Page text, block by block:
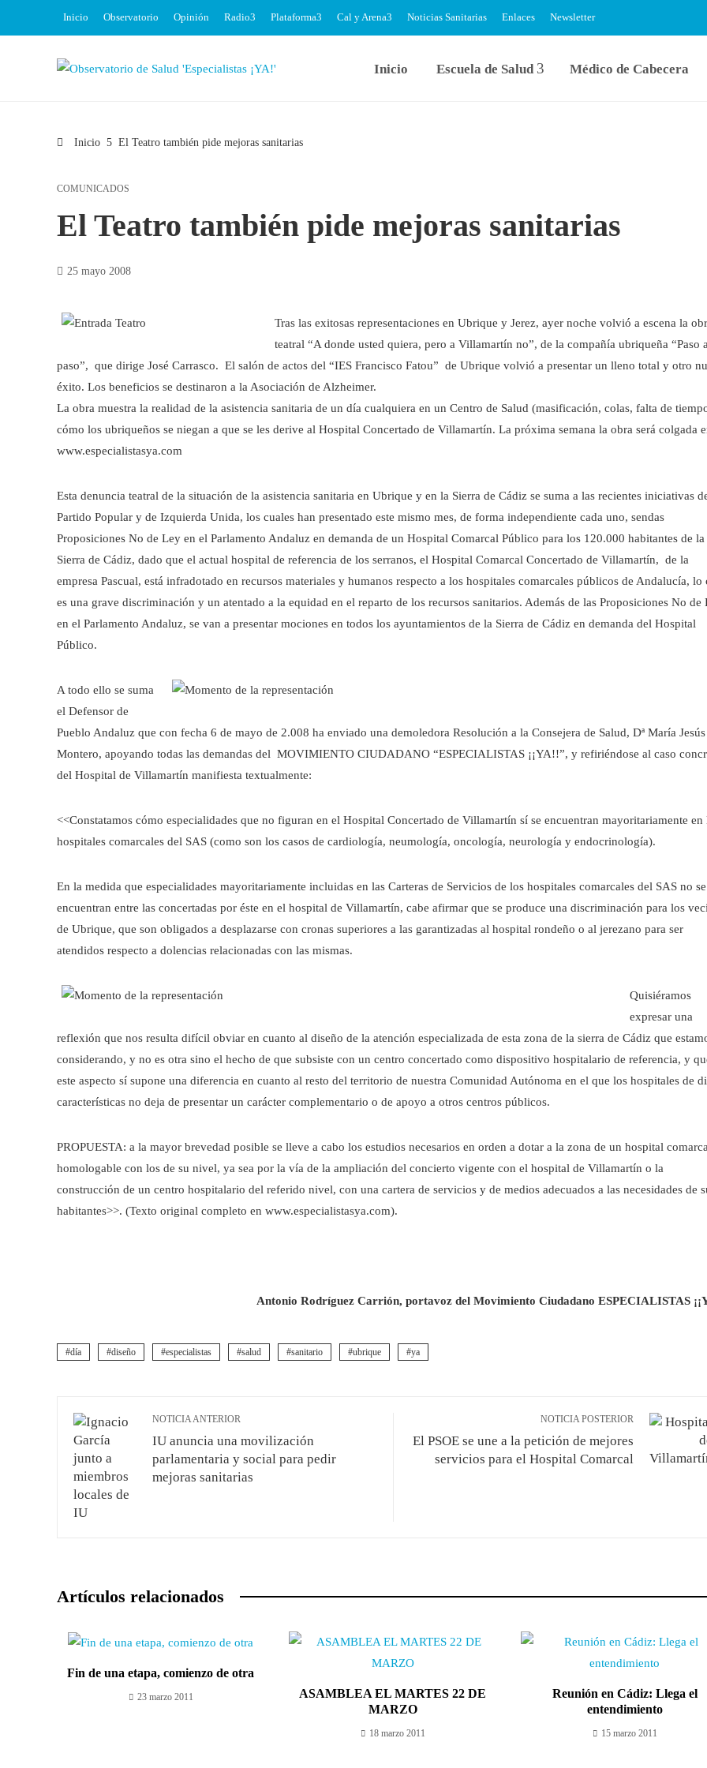
Inicio Observatorio Opinión Radio Plataforma Cal y Arena Noticias Sanitarias Enlaces Newsletter
Inicio Escuela de Salud Médico de Cabecera
Inicio El Teatro también pide mejoras sanitarias
COMUNICADOS
El Teatro también pide mejoras sanitarias
25 mayo 2008
Tras las exitosas representaciones en Ubrique y Jerez, ayer noche volvió a escena la
teatral “A donde usted quiera, pero a Villamartín no”, de la compañía ubriqueña “Paso a
paso”, que dirige José Carrasco. El salón de actos del “IES Francisco Fatou” de Ubrique volvió a presentar un lleno total y otro
éxito. Los beneficios se destinaron a la Asociación de Alzheimer.
La obra muestra la realidad de la asistencia sanitaria de un día cualquiera en un Centro de Salud (masificación, colas, falta de
cómo los ubriqueños se niegan a que se les derive al Hospital Concertado de Villamartín. La próxima semana la obra será colgada
www.especialistasya.com
Esta denuncia teatral de la situación de la asistencia sanitaria en Ubrique y en la Sierra de Cádiz se suma a las recientes iniciativas
Partido Popular y de Izquierda Unida, los cuales han presentado este mismo mes, de forma independiente cada uno, sendas
Proposiciones No de Ley en el Parlamento Andaluz en demanda de un Hospital Comarcal Público para los 120.000 habitantes de la
Sierra de Cádiz, dado que el actual hospital de referencia de los serranos, el Hospital Comarcal Concertado de Villamartín, de la
empresa Pascual, está infradotado en recursos materiales y humanos respecto a los hospitales comarcales públicos de Andalucía, lo
es una grave discriminación y un atentado a la equidad en el reparto de los recursos sanitarios. Además de las Proposiciones No de
en el Parlamento Andaluz, se van a presentar mociones en todos los ayuntamientos de la Sierra de Cádiz en demanda del Hospital
Público.
A todo ello se suma
el Defensor de
Pueblo Andaluz que con fecha 6 de mayo de 2.008 ha enviado una demoledora Resolución a la Consejera de Salud, Dª María Jesús
Montero, apoyando todas las demandas del MOVIMIENTO CIUDADANO “ESPECIALISTAS ¡¡YA!!”, y refiriéndose al caso
del Hospital de Villamartín manifiesta textualmente:
<<Constatamos cómo especialidades que no figuran en el Hospital Concertado de Villamartín sí se encuentran mayoritariamente en
hospitales comarcales del SAS (como son los casos de cardiología, neumología, oncología, neurología y endocrinología).
En la medida que especialidades mayoritariamente incluidas en las Carteras de Servicios de los hospitales comarcales del SAS no se
encuentran entre las concertadas por éste en el hospital de Villamartín, cabe afirmar que se produce una discriminación para los
de Ubrique, que son obligados a desplazarse con cronas superiores a las garantizadas al hospital rondeño o al jerezano para ser
atendidos respecto a dolencias relacionadas con las mismas.
Quisiéramos
expresar una
reflexión que nos resulta difícil obviar en cuanto al diseño de la atención especializada de esta zona de la sierra de Cádiz que
considerando, y no es otra sino el hecho de que subsiste con un centro concertado como dispositivo hospitalario de referencia, y
este aspecto sí supone una diferencia en cuanto al resto del territorio de nuestra Comunidad Autónoma en el que los hospitales de
características no deja de presentar un carácter complementario o de apoyo a otros centros públicos.
PROPUESTA: a la mayor brevedad posible se lleve a cabo los estudios necesarios en orden a dotar a la zona de un hospital
homologable con los de su nivel, ya sea por la vía de la ampliación del concierto vigente con el hospital de Villamartín o la
construcción de un centro hospitalario del referido nivel, con una cartera de servicios y de medios adecuados a las necesidades de
habitantes>>. (Texto original completo en www.especialistasya.com).
Antonio Rodríguez Carrión, portavoz del Movimiento Ciudadano ESPECIALISTAS
día diseño especialistas salud sanitario ubrique ya
NOTICIA ANTERIOR
IU anuncia una movilización
parlamentaria y social para pedir
mejoras sanitarias
NOTICIA POSTERIOR
El PSOE se une a la petición de mejores
servicios para el Hospital Comarcal
Artículos relacionados
Fin de una etapa, comienzo de otra
23 marzo 2011
ASAMBLEA EL MARTES 22 DE
MARZO
18 marzo 2011
Reunión en Cádiz: Llega el
entendimiento
15 marzo 2011